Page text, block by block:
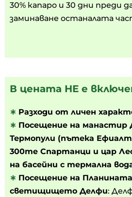
30% капаро и 30 дни преди
заминаване останалата
В цената НЕ е
∗ Разходи от личен
∗ Посещение на манастир
Термопули (пътека
300те Спартанци и цар
на басейни с термална
∗ Посещение на
светищището Делфи: